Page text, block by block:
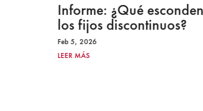
Informe: ¿Qué esconden
los fijos discontinuos?
Feb 5, 2026
LEER MÁS